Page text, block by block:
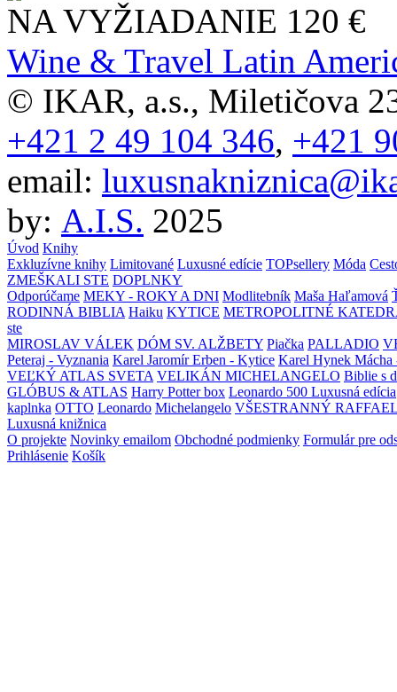
NA VYŽIADANIE 120 €
Wine & Travel Latin
© IKAR, a.s., Miletičova
+421 2 49 104 346, +421
email:
by: A.I.S. 2025
Úvod Knihy
Exkluzívne knihy Limitované Luxusné edície TOPsellery Móda
ZMEŠKALI STE DOPLNKY
Odporúčame MEKY - ROKY A DNI Modlitebník Maša Haľamová
RODINNÁ BIBLIA Haiku KYTICE METROPOLITNÉ
ste
MIROSLAV VÁLEK DÓM SV. ALŽBETY Piačka PALLADIO
Peteraj - Vyznania Karel Jaromír Erben - Kytice Karel Hynek Mácha
VEĽKÝ ATLAS SVETA VELIKÁN MICHELANGELO Biblie s
GLÓBUS & ATLAS Harry Potter box Leonardo 500 Luxusná edícia
kaplnka OTTO Leonardo Michelangelo VŠESTRANNÝ
Luxusná knižnica
O projekte Novinky emailom Obchodné podmienky Formulár pre
Prihlásenie Košík